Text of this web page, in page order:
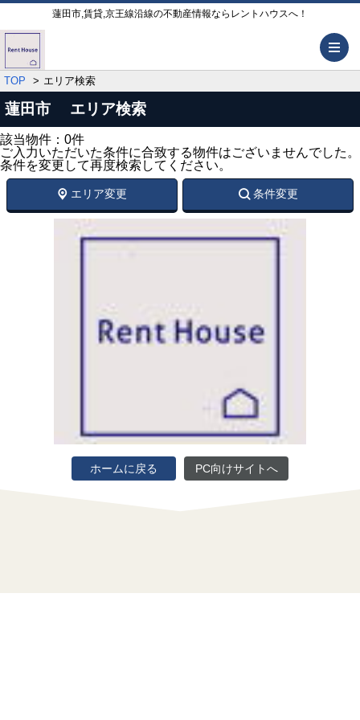
蓮田市,賃貸,京王線沿線の不動産情報ならレントハウスへ！
TOP エリア検索
蓮田市 エリア検索
該当物件：0件
ご入力いただいた条件に合致する物件はございませんでした。
条件を変更して再度検索してください。
エリア変更 条件変更
ホームに戻る PC向けサイトへ